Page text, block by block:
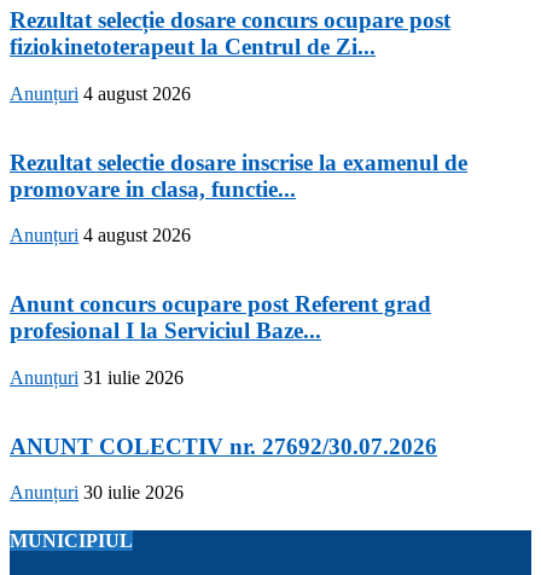
Rezultat selecție dosare concurs ocupare post
fiziokinetoterapeut la Centrul de Zi...
Anunțuri 4 august 2026
Rezultat selectie dosare inscrise la examenul de
promovare in clasa, functie...
Anunțuri 4 august 2026
Anunt concurs ocupare post Referent grad
profesional I la Serviciul Baze...
Anunțuri 31 iulie 2026
ANUNT COLECTIV nr. 27692/30.07.2026
Anunțuri 30 iulie 2026
MUNICIPIUL